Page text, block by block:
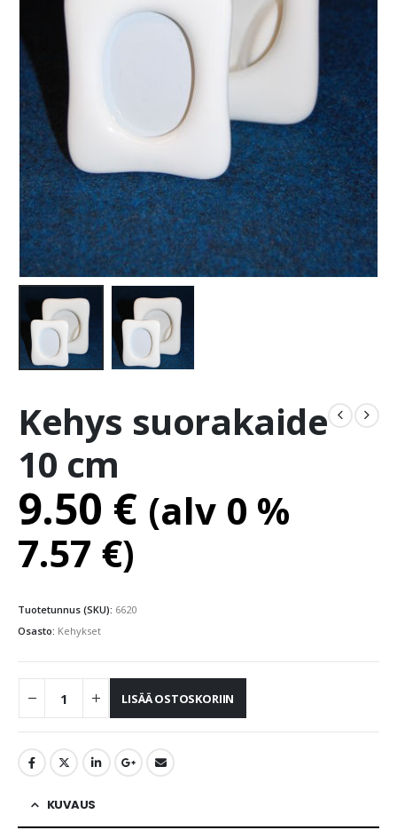
Kehys suorakaide
10 cm
9.50 € (alv 0 %
7.57 €)
Tuotetunnus (SKU): 6620
Osasto: Kehykset
LISÄÄ OSTOSKORIIN
KUVAUS